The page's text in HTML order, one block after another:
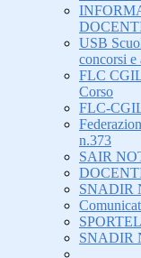
USB
concorsi e
FLC CGIL
Corso
FLC-
n.373
SAIR
SNADIR
SNADIR